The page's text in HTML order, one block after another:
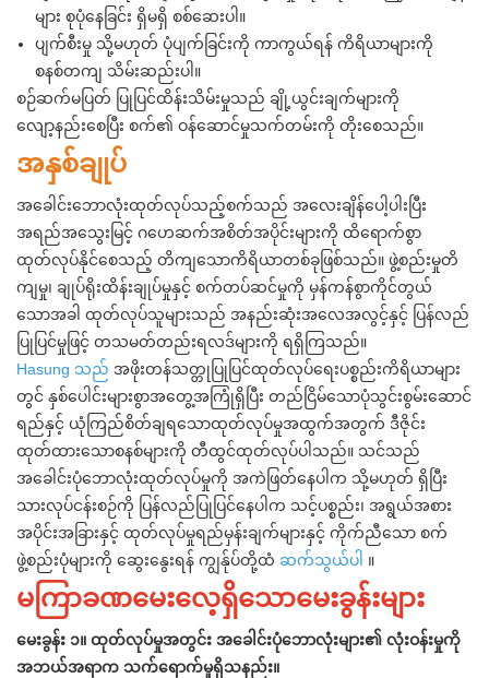
များ စုပုံနေခြင်း ရှိမရှိ စစ်ဆေးပါ။
ပျက်စီးမှု သို့မဟုတ် ပုံပျက်ခြင်းကို ကာကွယ်ရန် ကိရိယာများကို
စနစ်တကျ သိမ်းဆည်းပါ။
စဉ်ဆက်မပြတ် ပြုပြင်ထိန်းသိမ်းမှုသည် ချို့ယွင်းချက်များကို
လျော့နည်းစေပြီး စက်၏ ဝန်ဆောင်မှုသက်တမ်းကို တိုးစေသည်။
အနှစ်ချုပ်
အခေါင်းဘောလုံးထုတ်လုပ်သည့်စက်သည် အလေးချိန်ပေါ့ပါးပြီး
အရည်အသွေးမြင့် ဂဟေဆက်အစိတ်အပိုင်းများကို ထိရောက်စွာ
ထုတ်လုပ်နိုင်စေသည့် တိကျသောကိရိယာတစ်ခုဖြစ်သည်။ ဖွဲ့စည်းမှုတိ
ကျမှု၊ ချုပ်ရိုးထိန်းချုပ်မှုနှင့် စက်တပ်ဆင်မှုကို မှန်ကန်စွာကိုင်တွယ်
သောအခါ ထုတ်လုပ်သူများသည် အနည်းဆုံးအလေအလွင့်နှင့် ပြန်လည်
ပြုပြင်မှုဖြင့် တသမတ်တည်းရလဒ်များကို ရရှိကြသည်။
Hasung သည် အဖိုးတန်သတ္တုပြုပြင်ထုတ်လုပ်ရေးပစ္စည်းကိရိယာများ
တွင် နှစ်ပေါင်းများစွာအတွေ့အကြုံရှိပြီး တည်ငြိမ်သောပုံသွင်းစွမ်းဆောင်
ရည်နှင့် ယုံကြည်စိတ်ချရသောထုတ်လုပ်မှုအထွက်အတွက် ဒီဇိုင်း
ထုတ်ထားသောစနစ်များကို တီထွင်ထုတ်လုပ်ပါသည်။ သင်သည်
အခေါင်းပုံဘောလုံးထုတ်လုပ်မှုကို အကဲဖြတ်နေပါက သို့မဟုတ် ရှိပြီး
သားလုပ်ငန်းစဉ်ကို ပြန်လည်ပြုပြင်နေပါက သင့်ပစ္စည်း၊ အရွယ်အစား
အပိုင်းအခြားနှင့် ထုတ်လုပ်မှုရည်မှန်းချက်များနှင့် ကိုက်ညီသော စက်
ဖွဲ့စည်းပုံများကို ဆွေးနွေးရန် ကျွန်ုပ်တို့ထံ ဆက်သွယ်ပါ ။
မကြာခဏမေးလေ့ရှိသောမေးခွန်းများ
မေးခွန်း ၁။ ထုတ်လုပ်မှုအတွင်း အခေါင်းပုံဘောလုံးများ၏ လုံးဝန်းမှုကို
အဘယ်အရာက သက်ရောက်မှုရှိသနည်း။